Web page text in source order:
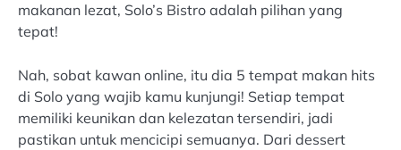
makanan lezat, Solo’s Bistro adalah pilihan yang
tepat!
Nah, sobat kawan online, itu dia 5 tempat makan hits
di Solo yang wajib kamu kunjungi! Setiap tempat
memiliki keunikan dan kelezatan tersendiri, jadi
pastikan untuk mencicipi semuanya. Dari dessert